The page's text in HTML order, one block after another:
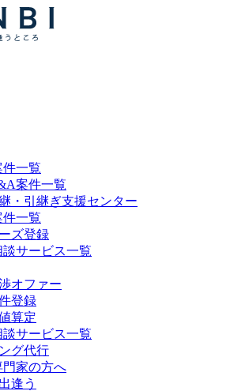
一覧
案件一覧
・引継ぎ支援センター
一覧
ズ登録
サービス一覧
オファー
登録
算定
サービス一覧
グ代行
家の方へ
逢う